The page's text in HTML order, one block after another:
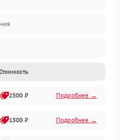
2500 ₽ Подробнее →
1500 ₽ Подробнее →